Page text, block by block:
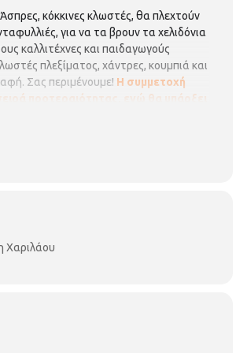
κόκκινες κλωστές, θα πλεχτούν
για να τα βρουν τα χελιδόνια
καλλιτέχνες και παιδαγωγούς
πλεξίματος, χάντρες, κουμπιά και
Σας περιμένουμε! Η συμμετοχή
προτεραιότητας, ενώ θα υπάρξει
Χαριλάου